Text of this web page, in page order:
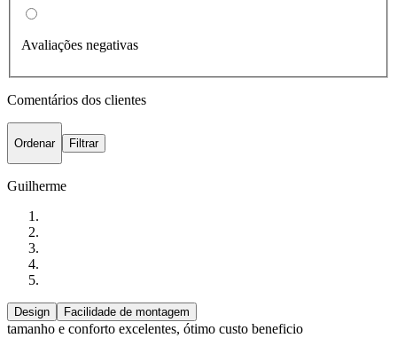
Avaliações negativas
Comentários dos clientes
Ordenar Filtrar
Guilherme
Design Facilidade de montagem
tamanho e conforto excelentes, ótimo custo beneficio